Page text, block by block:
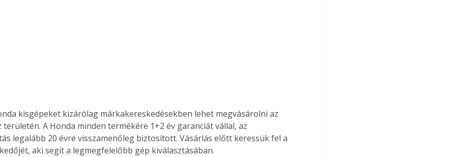
kisgépeket kizárólag márkakereskedésekben lehet megvásárolni az
területén. A Honda minden termékére 1+2 év garanciát vállal, az
legalább 20 évre visszamenőleg biztosított. Vásárlás előtt keressük fel a
aki segít a legmegfelelőbb gép kiválasztásában.